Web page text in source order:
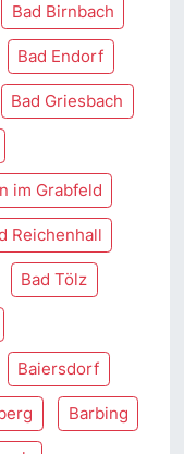
Bad Birnbach
Bad Endorf
Bad Griesbach
im Grabfeld
Reichenhall
Bad Tölz
Baiersdorf
Barbing